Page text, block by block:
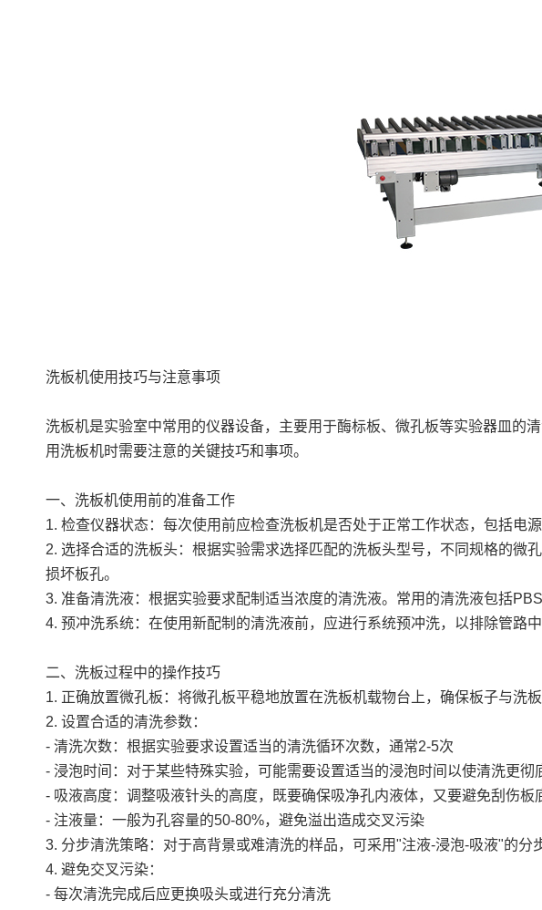
洗板机使用技巧与注意事项
洗板机是实验室中常用的仪器设备，主要用于酶标板、微孔板等实验器皿的
用洗板机时需要注意的关键技巧和事项。
一、洗板机使用前的准备工作
1. 检查仪器状态：每次使用前应检查洗板机是否处于正常工作状态，包括电
2. 选择合适的洗板头：根据实验需求选择匹配的洗板头型号，不同规格的
损坏板孔。
3. 准备清洗液：根据实验要求配制适当浓度的清洗液。常用的清洗液包括
4. 预冲洗系统：在使用新配制的清洗液前，应进行系统预冲洗，以排除管路
二、洗板过程中的操作技巧
1. 正确放置微孔板：将微孔板平稳地放置在洗板机载物台上，确保板子与洗
2. 设置合适的清洗参数：
- 清洗次数：根据实验要求设置适当的清洗循环次数，通常2-5次
- 浸泡时间：对于某些特殊实验，可能需要设置适当的浸泡时间以使清洗更彻
- 吸液高度：调整吸液针头的高度，既要确保吸净孔内液体，又要避免刮伤板
- 注液量：一般为孔容量的50-80%，避免溢出造成交叉污染
3. 分步清洗策略：对于高背景或难清洗的样品，可采用"注液-浸泡-吸液"的
4. 避免交叉污染：
- 每次清洗完成后应更换吸头或进行充分清洗